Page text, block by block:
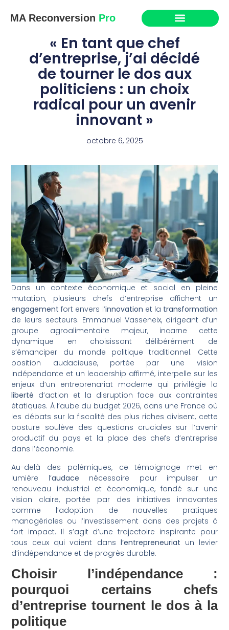
MA Reconversion Pro
« En tant que chef
d’entreprise, j’ai décidé
de tourner le dos aux
politiciens : un choix
radical pour un avenir
innovant »
octobre 6, 2025
Dans un contexte économique et social en pleine
mutation, plusieurs chefs d’entreprise affichent un
engagement fort envers l’innovation et la transformation
de leurs secteurs. Emmanuel Vasseneix, dirigeant d’un
groupe agroalimentaire majeur, incarne cette
dynamique en choisissant délibérément de
s’émanciper du monde politique traditionnel. Cette
position audacieuse, portée par une vision
indépendante et un leadership affirmé, interpelle sur les
enjeux d’un entreprenariat moderne qui privilégie la
liberté d’action et la disruption face aux contraintes
étatiques. À l’aube du budget 2026, dans une France où
les débats sur la fiscalité des plus riches divisent, cette
posture soulève des questions cruciales sur l’avenir
productif du pays et la place des chefs d’entreprise
dans l’économie.
Au-delà des polémiques, ce témoignage met en
lumière l’audace nécessaire pour impulser un
renouveau industriel et économique, fondé sur une
vision claire, portée par des initiatives innovantes
comme l’adoption de nouvelles pratiques
managériales ou l’investissement dans des projets à
fort impact. Il s’agit d’une trajectoire inspirante pour
tous ceux qui voient dans l’entrepreneuriat un levier
d’indépendance et de progrès durable.
Choisir l’indépendance :
pourquoi certains chefs
d’entreprise tournent le dos à la
politique